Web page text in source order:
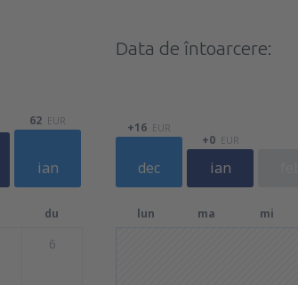
ian
62 EUR
du
6
Data de întoarcere:
dec
+16 EUR
ian
+0 EUR
lun ma mi